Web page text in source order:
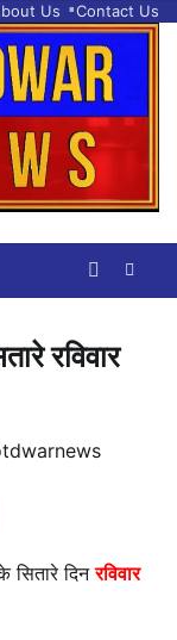
Us Contact Us
रविवार
सितारे दिनरविवार